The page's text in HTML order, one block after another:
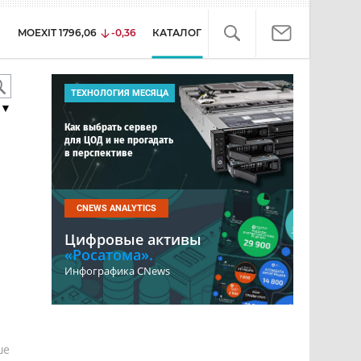
MOEXIT 1796,06 -0,36 КАТАЛОГ
▼
ТЕХНОЛОГИЯ МЕСЯЦА
Как выбрать сервер
для ЦОД и не прогадать
в перспективе
CNEWS ANALYTICS
Цифровые активы
«Росатома».
Инфографика CNews